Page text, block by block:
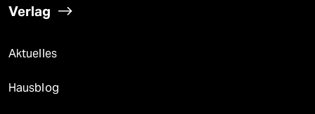
Verlag
Aktuelles
Hausblog